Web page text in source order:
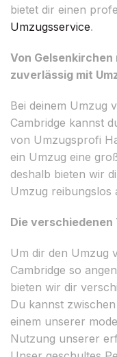
bietet dir einen
Umzugsservice.
Von Gelsenkirchen
zuverlässig mit
Bei deinem Umzug
Cambridge kannst
von Umzugsprofi
ein Umzug eine
deshalb bieten wir
Umzug reibungslos
Die
Um dir den Umzug
Cambridge so
bieten wir dir
Du kannst
einem unserer
Nutzung unserer